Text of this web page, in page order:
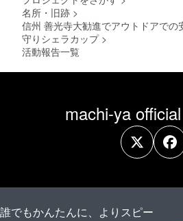
名所・旧跡 >
信州 善光寺大勧進でアウトドアでの
守りシェラカップ >
活動報告一覧
machi-ya
誰でもかんたんに、よりスピー